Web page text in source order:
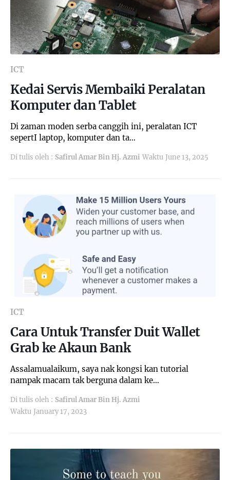
ICT
Kedai Servis Membaiki Peralatan
Komputer dan Tablet
Di zaman moden serba canggih ini, peralatan ICT
sepertI laptop, komputer dan ta…
Di tulis oleh : Safirul Amar Bin Hj. Azmi Waktu June 13, 2025
ICT
Cara Untuk Transfer Duit Wallet
Grab ke Akaun Bank
Assalamualaikum, saya nak kongsi kan tutorial
nampak macam tak berguna dalam ke…
Di tulis oleh : Safirul Amar Bin Hj. Azmi
Waktu January 17, 2023